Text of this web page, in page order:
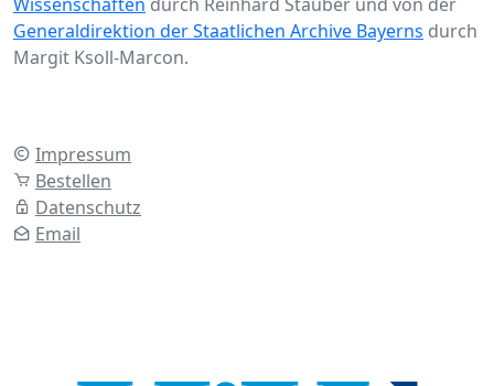
Generaldirektion der Staatlichen Archive Bayerns durch
Margit Ksoll-Marcon.
Impressum
Bestellen
Datenschutz
Email